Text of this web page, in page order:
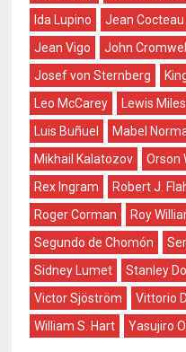
Ida Lupino
Jean Cocteau
Jean Vigo
John Cromwell
Josef von Sternberg
Leo McCarey
Lewis
Luis Buñuel
Mabel
Mikhail Kalatozov
Orson
Rex Ingram
Robert J.
Roger Corman
Roy
Segundo de Chomón
Sidney Lumet
Stanley
Victor Sjöström
Vittorio
William S. Hart
Yasujiro